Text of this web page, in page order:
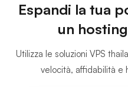
Espandi la tua
un
Utilizza le soluzioni VPS
velocità, affidabilità e